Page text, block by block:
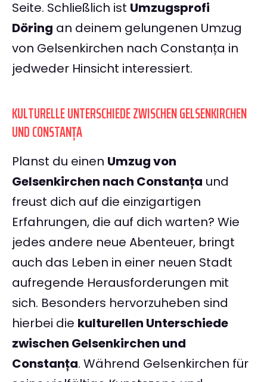
Seite. Schließlich ist Umzugsprofi
Döring an deinem gelungenen Umzug
von Gelsenkirchen nach Constanța in
jedweder Hinsicht interessiert.
KULTURELLE UNTERSCHIEDE ZWISCHEN GELSENKIRCHEN
UND CONSTANȚA
Planst du einen Umzug von
Gelsenkirchen nach Constanța und
freust dich auf die einzigartigen
Erfahrungen, die auf dich warten? Wie
jedes andere neue Abenteuer, bringt
auch das Leben in einer neuen Stadt
aufregende Herausforderungen mit
sich. Besonders hervorzuheben sind
hierbei die kulturellen Unterschiede
zwischen Gelsenkirchen und
Constanța. Während Gelsenkirchen für